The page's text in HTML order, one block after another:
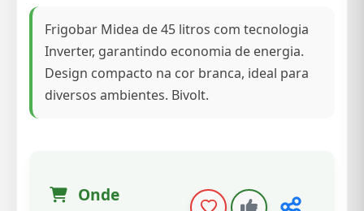
Frigobar Midea de 45 litros com tecnologia
Inverter, garantindo economia de energia.
Design compacto na cor branca, ideal para
diversos ambientes. Bivolt.
Onde